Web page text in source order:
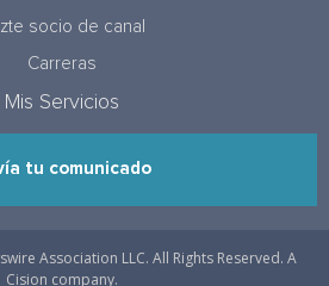
socio de canal
Carreras
Mis Servicios
tu comunicado
Association LLC. All Rights Reserved. A
Cision company.